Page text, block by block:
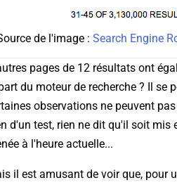
de l'image : Search Engine
pages de 12 résultats ont
du moteur de recherche ? Il se
observations ne peuvent
d'un test, rien ne dit qu'il soit
à l'heure actuelle...
il est amusant de voir que, pour